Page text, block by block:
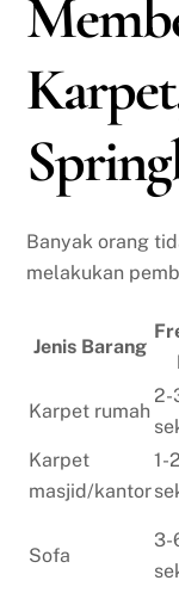
Banyak orang
melakukan
Jenis Barang
Karpet rumah
2-
Karpet
masjid/kantor
1-
Sofa
3-